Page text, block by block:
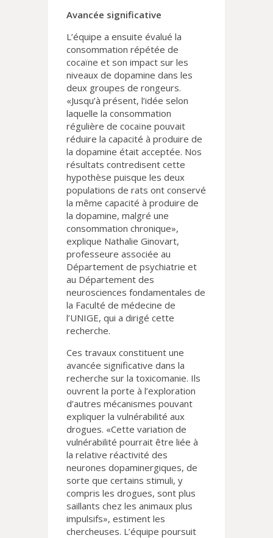
Avancée significative
L’équipe a ensuite évalué la
consommation répétée de
cocaïne et son impact sur les
niveaux de dopamine dans les
deux groupes de rongeurs.
«Jusqu’à présent, l’idée selon
laquelle la consommation
régulière de cocaïne pouvait
réduire la capacité à produire de
la dopamine était acceptée. Nos
résultats contredisent cette
hypothèse puisque les deux
populations de rats ont conservé
la même capacité à produire de
la dopamine, malgré une
consommation chronique»,
explique Nathalie Ginovart,
professeure associée au
Département de psychiatrie et
au Département des
neurosciences fondamentales de
la Faculté de médecine de
l’UNIGE, qui a dirigé cette
recherche.
Ces travaux constituent une
avancée significative dans la
recherche sur la toxicomanie. Ils
ouvrent la porte à l’exploration
d’autres mécanismes pouvant
expliquer la vulnérabilité aux
drogues. «Cette variation de
vulnérabilité pourrait être liée à
la relative réactivité des
neurones dopaminergiques, de
sorte que certains stimuli, y
compris les drogues, sont plus
saillants chez les animaux plus
impulsifs», estiment les
chercheuses. L’équipe poursuit